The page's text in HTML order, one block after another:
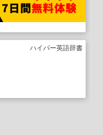
ハイパー英語辞書